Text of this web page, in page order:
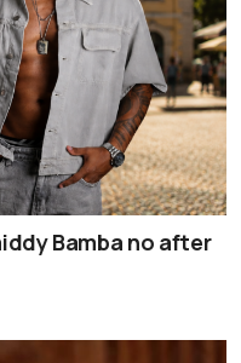
Bamba no after